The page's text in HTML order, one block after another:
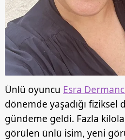
Ünlü oyuncu Esra
dönemde yaşadığı fiziksel
gündeme geldi. Fazla
görülen ünlü isim, yeni